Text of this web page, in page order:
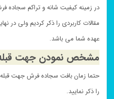
در زمینه کیفیت شانه و تراکم سجاده
مقالات کاربردی را ذکر کردیم ولی در
عهده شما می باشد.
مشخص نمودن جهت
حتما زمان بافت سجاده فرش جهت
را ذکر نمایید.